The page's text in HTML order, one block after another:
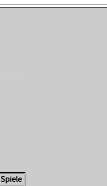
Spiele